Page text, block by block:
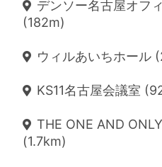
デンソー名古屋オフ
(182m)
ウィルあいちホール
KS11名古屋会議室
THE ONE AND
(1.7km)